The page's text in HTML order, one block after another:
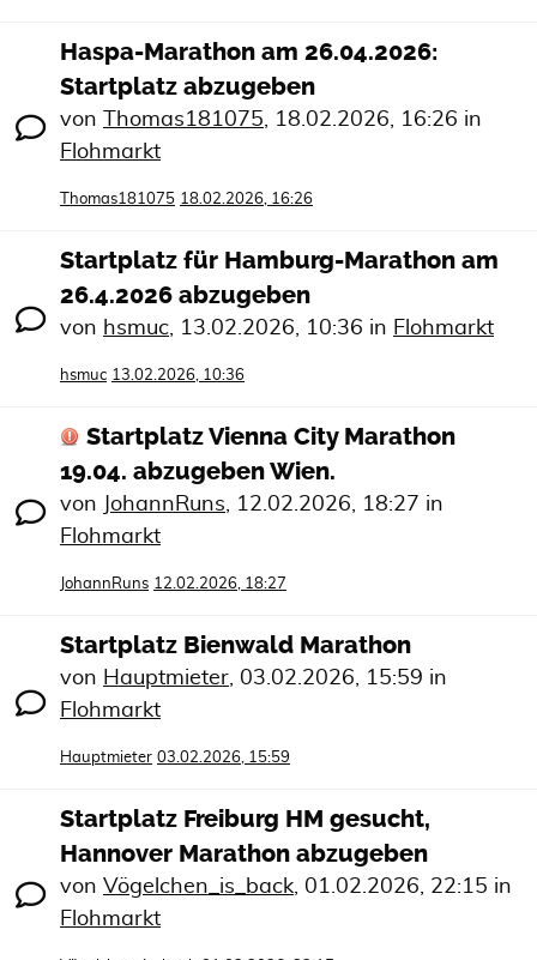
Haspa-Marathon am 26.04.2026:
Startplatz abzugeben
von Thomas181075, 18.02.2026, 16:26 in
Flohmarkt
Thomas181075 18.02.2026, 16:26
Startplatz für Hamburg-Marathon am
26.4.2026 abzugeben
von hsmuc, 13.02.2026, 10:36 in Flohmarkt
hsmuc 13.02.2026, 10:36
Startplatz Vienna City Marathon
19.04. abzugeben Wien.
von JohannRuns, 12.02.2026, 18:27 in
Flohmarkt
JohannRuns 12.02.2026, 18:27
Startplatz Bienwald Marathon
von Hauptmieter, 03.02.2026, 15:59 in
Flohmarkt
Hauptmieter 03.02.2026, 15:59
Startplatz Freiburg HM gesucht,
Hannover Marathon abzugeben
von Vögelchen_is_back, 01.02.2026, 22:15 in
Flohmarkt